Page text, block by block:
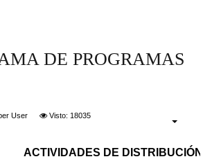
DE PROGRAMAS
User Visto: 18035
ACTIVIDADES DE